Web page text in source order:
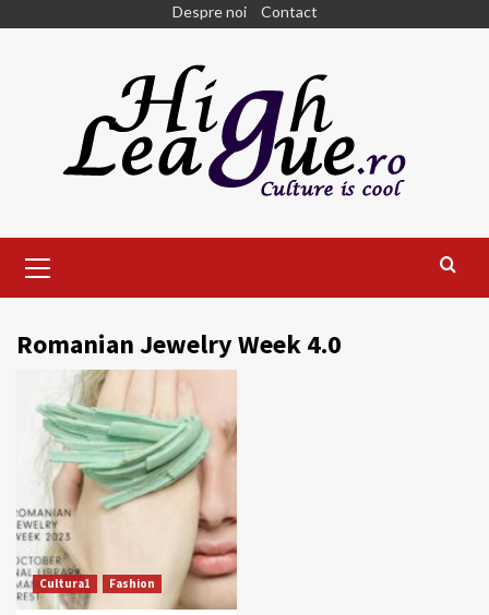
Despre noi Contact
Menu
Romanian Jewelry Week 4.0
Cultura1 Fashion